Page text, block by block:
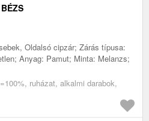
Oldalsó cipzár; Zárás típusa:
Anyag: Pamut; Minta: Melanzs;
ruházat, alkalmi darabok,